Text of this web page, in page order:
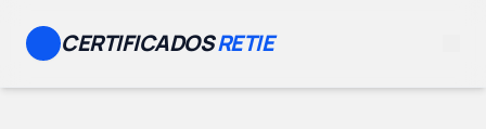
CERTIFICADOSRETIE